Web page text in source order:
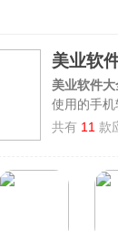
美业软
美业软件大
使用的手
业app、店
美业店铺
共有 11 款